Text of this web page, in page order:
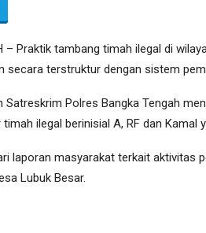
– Praktik tambang timah ilegal di
secara terstruktur dengan sistem
Polres Bangka Tengah
ilegal berinisial A, RF dan Kamal
laporan masyarakat terkait aktivitas
Lubuk Besar.